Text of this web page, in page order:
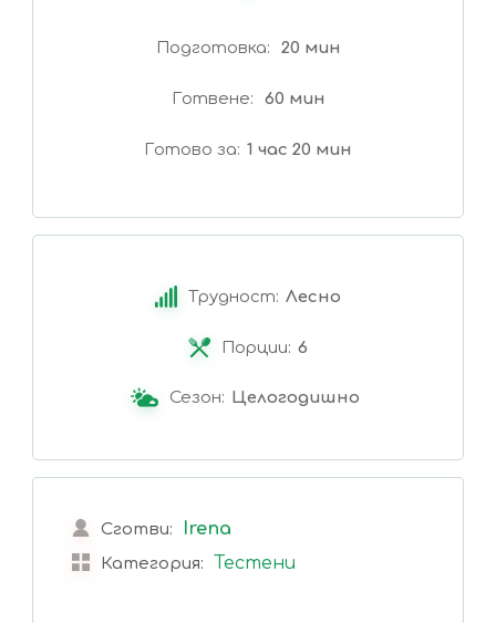
Подготовка 20 мин
Готвене 60 мин
Готово за 1 час 20 мин
Трудност: Лесно
Порции: 6
Сезон: Целогодишно
Сготви: Irena
Категория: Тестени